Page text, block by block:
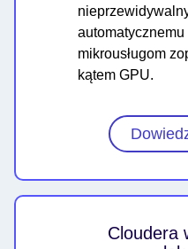
mikrousługom
kątem GPU.
Cloudera